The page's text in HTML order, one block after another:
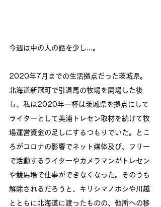
今週は中の人の話を少し...。
2020年7月までの生活拠点だった茨城県。
北海道新冠町で引退馬の牧場を開場した後
も、私は2020年一杯は茨城県を拠点にして
ライターとして美浦トレセン取材を続けて牧
場運営資金の足しにするつもりでいた。とこ
ろがコロナの影響でネット媒体及び、フリー
で活動するライターやカメラマンがトレセン
や競馬場で仕事ができなくなった。そのうち
解除されるだろうと、キリシマノホシや川越
とともに北海道に渡ったものの、他所への移